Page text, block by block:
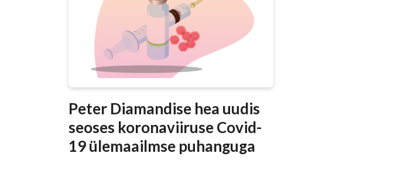
Peter Diamandise hea uudis
seoses koronaviiruse Covid-
19 ülemaailmse puhanguga